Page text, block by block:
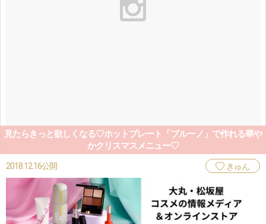
見たらきっと欲しくなる♡ホットプレート「ブルーノ」で作れる華や
かクリスマスメニュー♡
2018.12.16公開 きゅん